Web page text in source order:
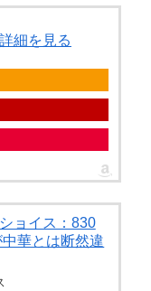
細を見る
ョイス：830
華とは断然違